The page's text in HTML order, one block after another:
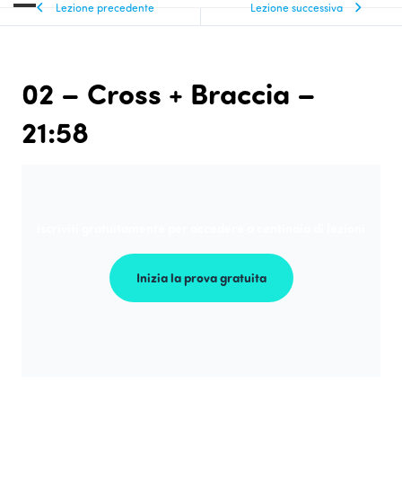
Lezione precedente Lezione successiva
02 – Cross + Braccia –
21:58
Inizia la prova gratuita